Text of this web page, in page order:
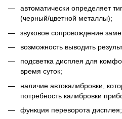
автоматически определяет
(черный/цветной металлы);
звуковое сопровождение
возможность выводить
подсветка дисплея для
время суток;
наличие автокалибровки,
потребность калибровки
функция переворота дисплея;